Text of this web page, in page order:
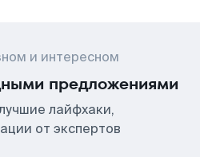
и интересном
предложениями
лайфхаки,
от экспертов